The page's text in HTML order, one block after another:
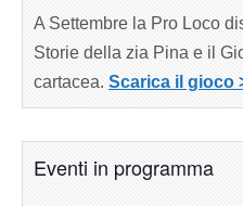
A Settembre la Pro Loco
Storie della zia Pina e il
cartacea. Scarica il gioco
Eventi in programma